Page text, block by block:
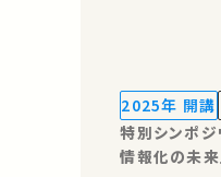
DX研究会で
連携」に焦
2025年 開講
特別シンポジ
情報化の未来